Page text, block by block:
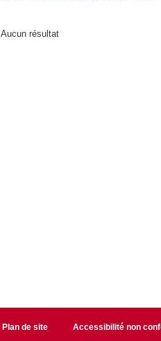
Aucun résultat
Plan de site Accessibilité non